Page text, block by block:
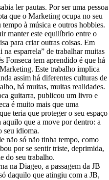
ler pautas. Por ser uma pessoa
que o Marketing ocupa no seu
à música e outros hobbies.
manter este equilíbrio entre o
para criar outras coisas. Em
na esparrela” de trabalhar muitas
Fonseca tem aprendido é que há
Este trabalho implica
assim há diferentes culturas de
há muitas, muitas realidades.
guitarra, publicou um livro e
é muito mais que uma
teria que proteger o seu espaço
aquilo que a move por dentro: a
seu idioma.
não só não tinha tempo, como
por se sentir triste, deprimida,
do seu trabalho.
na Diageo, a passagem da JB
daquilo que atingiu com a JB,